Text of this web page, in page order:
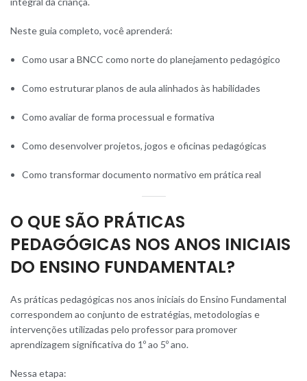
Neste guia completo, você aprenderá:
Como usar a BNCC como norte do planejamento pedagógico
Como estruturar planos de aula alinhados às habilidades
Como avaliar de forma processual e formativa
Como desenvolver projetos, jogos e oficinas pedagógicas
Como transformar documento normativo em prática real
O QUE SÃO PRÁTICAS
PEDAGÓGICAS NOS ANOS INICIAIS
DO ENSINO FUNDAMENTAL?
As práticas pedagógicas nos anos iniciais do Ensino Fundamental
correspondem ao conjunto de estratégias, metodologias e
intervenções utilizadas pelo professor para promover
aprendizagem significativa do 1º ao 5º ano.
Nessa etapa: